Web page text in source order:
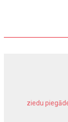
ziedu